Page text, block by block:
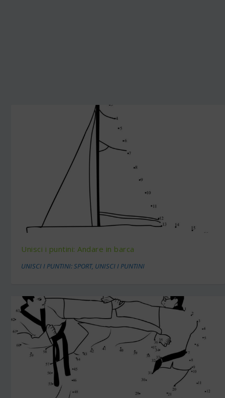
Unisci i puntini: Andare in barca
UNISCI I PUNTINI: SPORT, UNISCI I PUNTINI